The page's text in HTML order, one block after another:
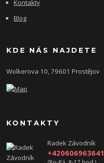
Kontakty
Blog
KDE NÁS NAJDETE
Wolkerova 10, 79601 Prostějov
KONTAKTY
Radek Závodník
+420606963641